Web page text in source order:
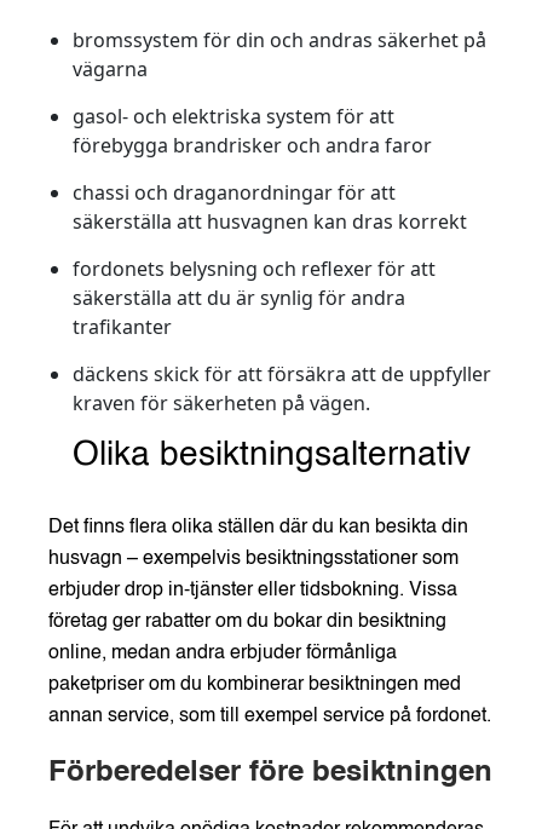
bromssystem för din och andras säkerhet på
vägarna
gasol- och elektriska system för att
förebygga brandrisker och andra faror
chassi och draganordningar för att
säkerställa att husvagnen kan dras korrekt
fordonets belysning och reflexer för att
säkerställa att du är synlig för andra
trafikanter
däckens skick för att försäkra att de uppfyller
kraven för säkerheten på vägen.
Olika besiktningsalternativ
Det finns flera olika ställen där du kan besikta din
husvagn – exempelvis besiktningsstationer som
erbjuder drop in-tjänster eller tidsbokning. Vissa
företag ger rabatter om du bokar din besiktning
online, medan andra erbjuder förmånliga
paketpriser om du kombinerar besiktningen med
annan service, som till exempel service på fordonet.
Förberedelser före besiktningen